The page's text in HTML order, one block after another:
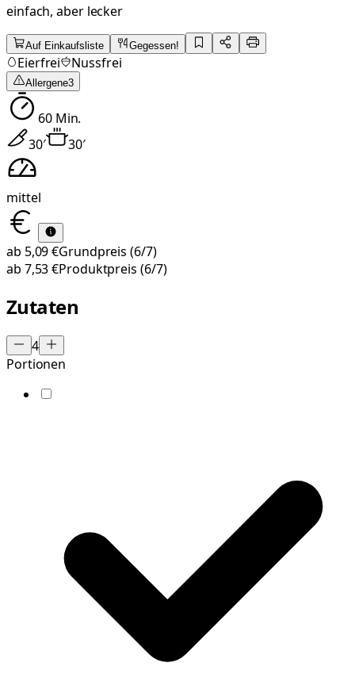
einfach, aber lecker
Auf Einkaufsliste Gegessen!
Eierfrei Nussfrei
Allergene3
60Min.
30′ 30′
mittel
ab 5,09 €Grundpreis (6/7)
ab 7,53 €Produktpreis (6/7)
Zutaten
4
Portionen